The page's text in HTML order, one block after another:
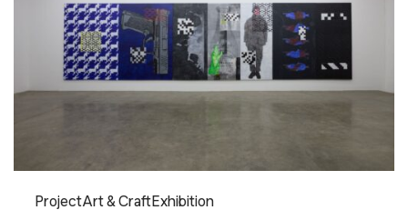
ProjectArt & CraftExhibition